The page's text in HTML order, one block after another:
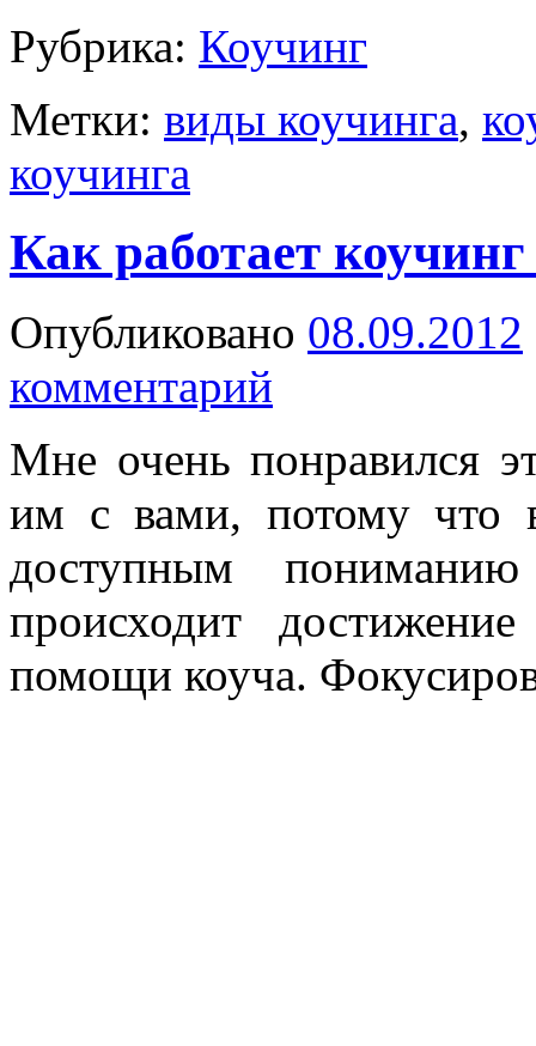
Рубрика: Коучинг
Метки: виды коучинга,
коучинга
Как работает
Опубликовано 08.09.2012
комментарий
Мне очень понравился
им с вами, потому что
доступным
происходит
помощи коуча.